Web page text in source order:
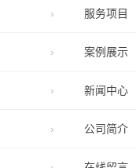
服务项目
案例展示
新闻中心
公司简介